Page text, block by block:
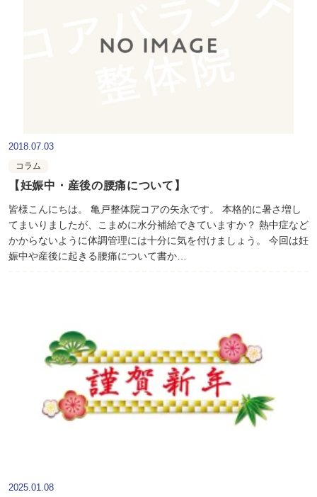
2018.07.03
コラム
【妊娠中・産後の腰痛について】
皆様こんにちは。 亀戸整体院コアの矢永です。 本格的に暑さ増し
てまいりましたが、こまめに水分補給できていますか？ 熱中症など
かからないように体調管理には十分に気を付けましょう。 今回は妊
娠中や産後に起きる腰痛について書か…
2025.01.08